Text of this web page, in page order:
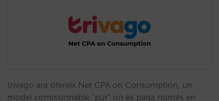
trivago ara ofereix Net CPA on Consumption, un
model comissionable “pur” on es paga només en